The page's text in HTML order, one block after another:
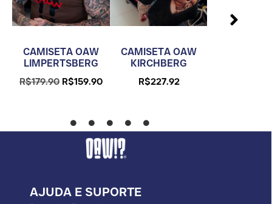
CAMISETA OAW
LIMPERTSBERG
R$179.90 R$159.90
CAMISETA OAW
KIRCHBERG
R$227.92
AJUDA E SUPORTE